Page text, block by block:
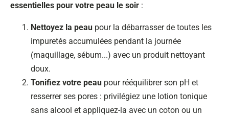
essentielles pour votre peau le soir :
Nettoyez la peau pour la débarrasser de toutes les
impuretés accumulées pendant la journée
(maquillage, sébum...) avec un produit nettoyant
doux.
Tonifiez votre peau pour rééquilibrer son pH et
resserrer ses pores : privilégiez une lotion tonique
sans alcool et appliquez-la avec un coton ou un